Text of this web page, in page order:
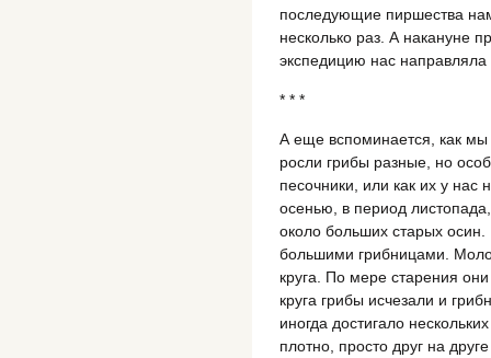
последующие пиршества
несколько раз. А накануне
экспедицию нас
* * *
А еще вспоминается, как мы
росли грибы разные, но
песочники, или как их у
осенью, в период
около больших старых
большими грибницами.
круга. По мере старения
круга грибы исчезали и
иногда достигало
плотно, просто друг на